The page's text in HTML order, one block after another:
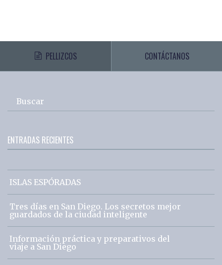
PELLIZCOS CONTÁCTANOS
Buscar
ENTRADAS RECIENTES
ISLAS ESPÓRADAS
Tres días en San Diego. Los secretos mejor
guardados de la ciudad inteligente
Información práctica y preparativos del
viaje a San Diego